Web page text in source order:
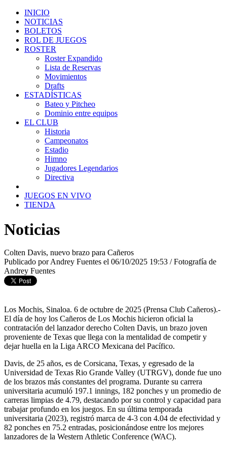
INICIO
NOTICIAS
BOLETOS
ROL DE JUEGOS
ROSTER
Roster Expandido
Lista de Reservas
Movimientos
Drafts
ESTADÍSTICAS
Bateo y Pitcheo
Dominio entre equipos
EL CLUB
Historia
Campeonatos
Estadio
Himno
Jugadores Legendarios
Directiva
JUEGOS EN VIVO
TIENDA
Noticias
Colten Davis, nuevo brazo para Cañeros
Publicado por Andrey Fuentes el 06/10/2025 19:53 / Fotografía de
Andrey Fuentes
Los Mochis, Sinaloa. 6 de octubre de 2025 (Prensa Club Cañeros).-
El día de hoy los Cañeros de Los Mochis hicieron oficial la
contratación del lanzador derecho Colten Davis, un brazo joven
proveniente de Texas que llega con la mentalidad de competir y
dejar huella en la Liga ARCO Mexicana del Pacífico.
Davis, de 25 años, es de Corsicana, Texas, y egresado de la
Universidad de Texas Rio Grande Valley (UTRGV), donde fue uno
de los brazos más constantes del programa. Durante su carrera
universitaria acumuló 197.1 innings, 182 ponches y un promedio de
carreras limpias de 4.79, destacando por su control y capacidad para
trabajar profundo en los juegos. En su última temporada
universitaria (2023), registró marca de 4-3 con 4.04 de efectividad y
82 ponches en 75.2 entradas, posicionándose entre los mejores
lanzadores de la Western Athletic Conference (WAC).